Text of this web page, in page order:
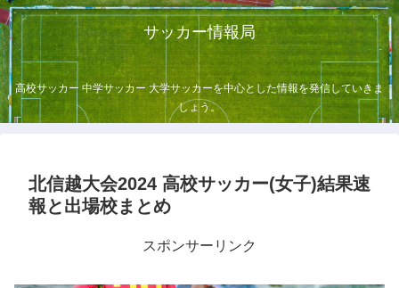
サッカー情報局
高校サッカー 中学サッカー 大学サッカーを中心とした情報を発信していきま
しょう。
北信越大会2024 高校サッカー(女子)結果速
報と出場校まとめ
スポンサーリンク